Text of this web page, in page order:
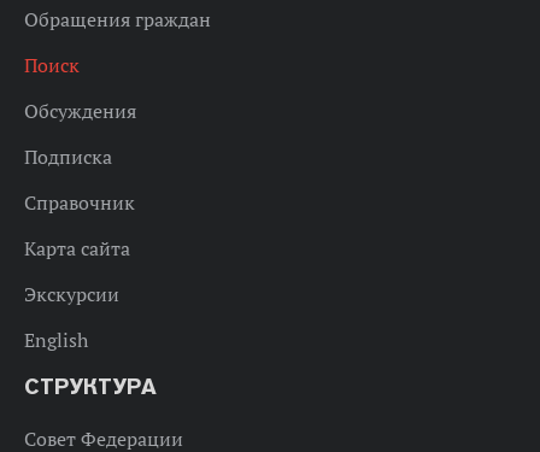
Обращения граждан
Поиск
Обсуждения
Подписка
Справочник
Карта сайта
Экскурсии
English
СТРУКТУРА
Совет Федерации